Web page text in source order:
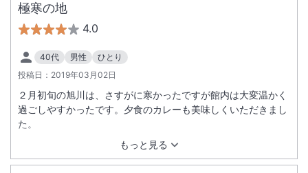
極寒の地
4.0
40代 男性
ひとり
投稿日： 2019年03月02日
もっと見る
２月初旬の旭川は、さすがに寒かったですが館内は大変温かく
過ごしやすかったです。夕食のカレーも美味しくいただきまし
た。